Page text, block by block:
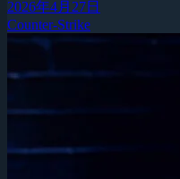
2026年4月27日
Counter-Strike